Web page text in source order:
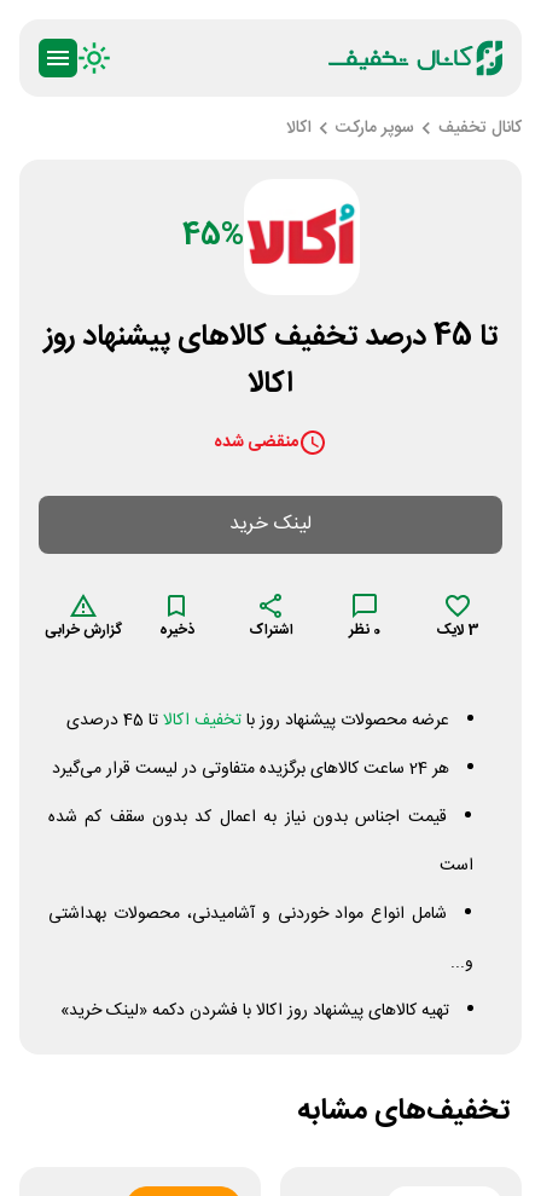
کانال تخفیف سوپر مارکت اکالا
45%
تا 45 درصد تخفیف کالاهای پیشنهاد روز
اکالا
منقضی شده
لینک خرید
3 لایک 0 نظر اشتراک ذخیره گزارش خرابی
عرضه محصولات پیشنهاد روز باتخفیف اکالاتا 45 درصدی
هر 24 ساعت کالاهای برگزیده متفاوتی در لیست قرار می‌گیرد
قیمت اجناس بدون نیاز به اعمال کد بدون سقف کم شده
است
شامل انواع مواد خوردنی و آشامیدنی، محصولات بهداشتی
و...
تهیه کالاهای پیشنهاد روز اکالا با فشردن دکمه «لینک خرید»
تخفیف‌های مشابه